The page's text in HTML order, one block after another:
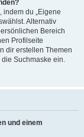
du „Eigene
Alternativ
Bereich
Profilseite
dir erstellen Themen
Suchmaske ein.
und einem